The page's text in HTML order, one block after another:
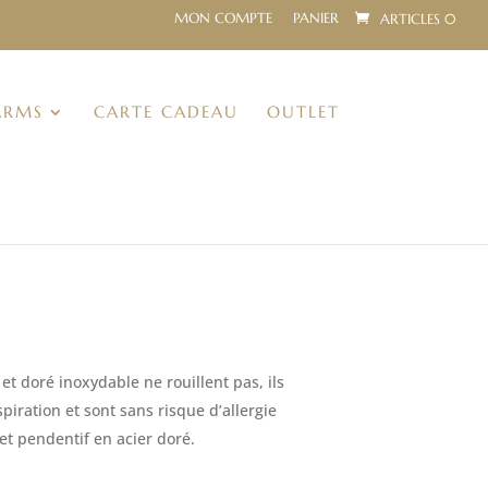
MON COMPTE PANIER ARTICLES 0
CARTE CADEAU OUTLET
doré inoxydable ne rouillent pas, ils
et sont sans risque d’allergie
pendentif en acier doré.